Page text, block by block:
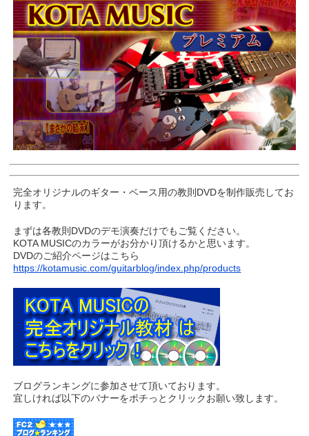
完全オリジナルのギター・ベース用の教則DVDを制作販売してお
ります。
まずは各教則DVDのデモ演奏だけでもご覧ください。
KOTA MUSICのカラーがお分かり頂けるかと思います。
DVDのご紹介ページはこちら
https://kotamusic.com/guitarblog/index.php/products
ブログランキングに参加させて頂いております。
宜しければ以下のバナーをポチっとクリックお願い致します。